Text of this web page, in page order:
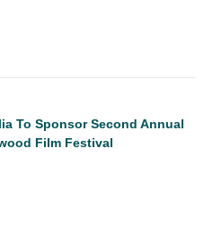
To Sponsor Second Annual
Film Festival